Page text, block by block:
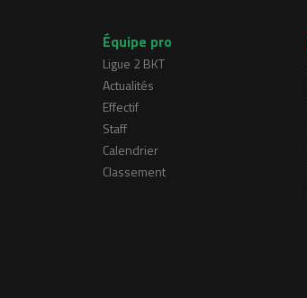
Équipe pro
Ligue 2 BKT
Actualités
Effectif
Staff
Calendrier
Classement